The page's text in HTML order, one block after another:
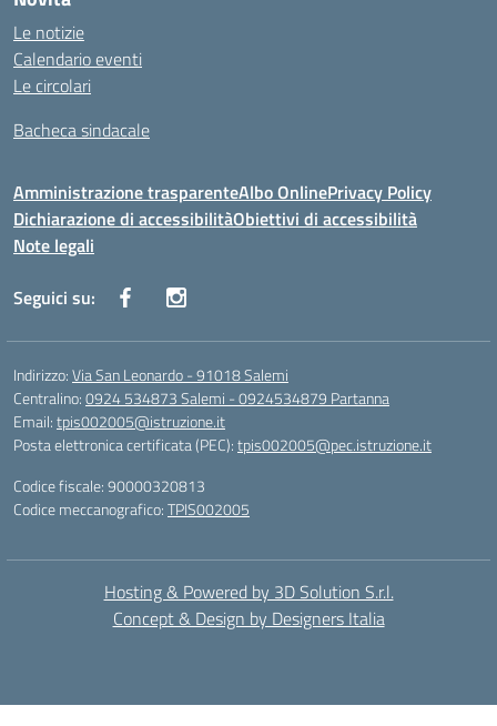
Le notizie
Calendario eventi
Le circolari
Bacheca sindacale
Amministrazione trasparenteAlbo OnlinePrivacy Policy
Dichiarazione di accessibilitàObiettivi di accessibilità
Note legali
Seguici su:
Indirizzo:Via San Leonardo - 91018 Salemi
Centralino:0924 534873 Salemi - 0924534879 Partanna
Email:tpis002005@istruzione.it
Posta elettronica certificata (PEC):tpis002005@pec.istruzione.it
Codice fiscale: 90000320813
Codice meccanografico:TPIS002005
Hosting & Powered by 3D Solution S.r.l.
Concept & Design by Designers Italia